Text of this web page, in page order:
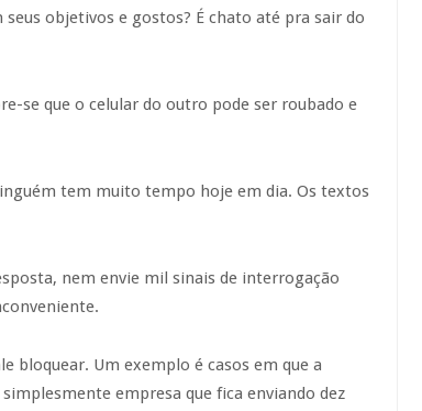
objetivos e gostos? É chato até pra sair do
se que o celular do outro pode ser roubado e
tem muito tempo hoje em dia. Os textos
nem envie mil sinais de interrogação
bloquear. Um exemplo é casos em que a
empresa que fica enviando dez